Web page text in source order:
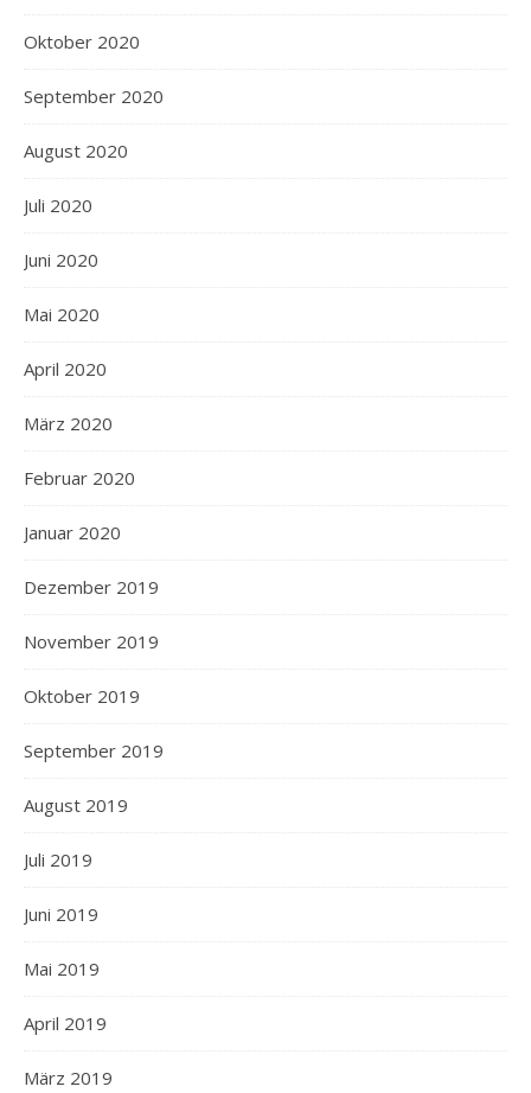
Oktober 2020
September 2020
August 2020
Juli 2020
Juni 2020
Mai 2020
April 2020
März 2020
Februar 2020
Januar 2020
Dezember 2019
November 2019
Oktober 2019
September 2019
August 2019
Juli 2019
Juni 2019
Mai 2019
April 2019
März 2019